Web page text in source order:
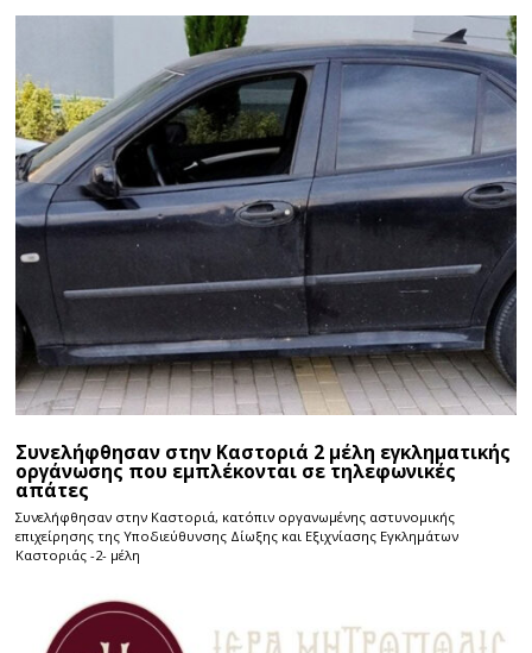
Συνελήφθησαν στην Καστοριά 2 μέλη εγκληματικής
οργάνωσης που εμπλέκονται σε τηλεφωνικές
απάτες
Συνελήφθησαν στην Καστοριά, κατόπιν οργανωμένης αστυνομικής
επιχείρησης της Υποδιεύθυνσης Δίωξης και Εξιχνίασης Εγκλημάτων
Καστοριάς -2- μέλη